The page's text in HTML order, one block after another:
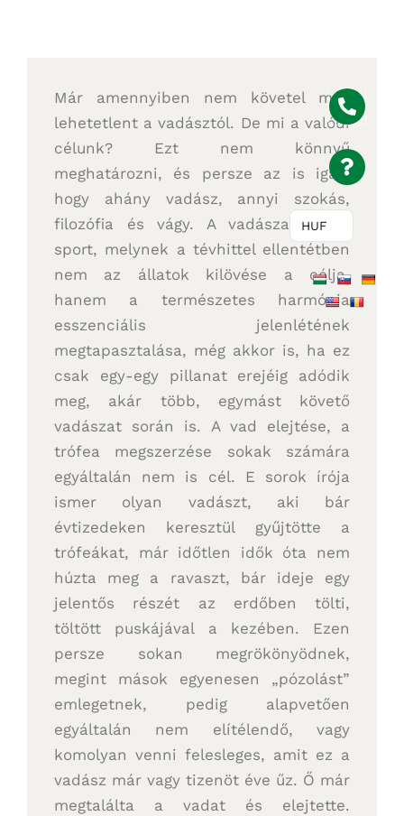
Már amennyiben nem követel meg
lehetetlent a vadásztól. De mi a valódi
célunk? Ezt nem könnyű
meghatározni, és persze az is igaz,
hogy ahány vadász, annyi szokás,
filozófia és vágy. A vadászat olyan
sport, melynek a tévhittel ellentétben
nem az állatok kilövése a célja,
hanem a természetes harmónia
esszenciális jelenlétének
megtapasztalása, még akkor is, ha ez
csak egy-egy pillanat erejéig adódik
meg, akár több, egymást követő
vadászat során is. A vad elejtése, a
trófea megszerzése sokak számára
egyáltalán nem is cél. E sorok írója
ismer olyan vadászt, aki bár
évtizedeken keresztül gyűjtötte a
trófeákat, már időtlen idők óta nem
húzta meg a ravaszt, bár ideje egy
jelentős részét az erdőben tölti,
töltött puskájával a kezében. Ezen
persze sokan megrökönyödnek,
megint mások egyenesen „pózolást”
emlegetnek, pedig alapvetően
egyáltalán nem elítélendő, vagy
komolyan venni felesleges, amit ez a
vadász már vagy tizenöt éve űz. Ő már
megtalálta a vadat és elejtette.
HUF